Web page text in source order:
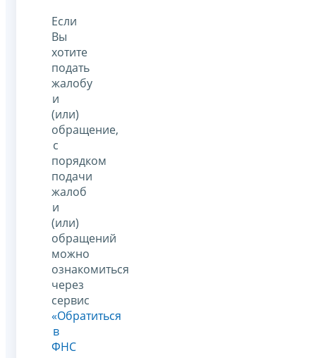
Если
Вы
хотите
подать
жалобу
и
(или)
обращение,
с
порядком
подачи
жалоб
и
(или)
обращений
можно
ознакомиться
через
сервис
«Обратиться
в
ФНС